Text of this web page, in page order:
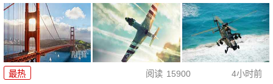
最热 阅读 15900 4小时前